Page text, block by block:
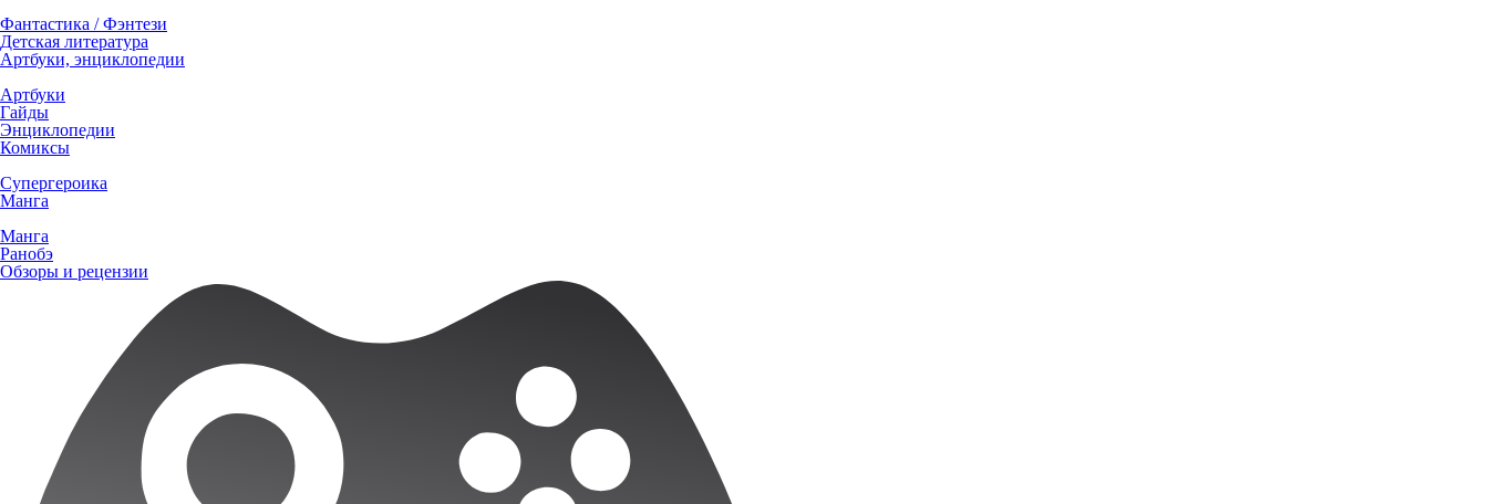
Фантастика / Фэнтези
Детская литература
Артбуки, энциклопедии
Артбуки
Гайды
Энциклопедии
Комиксы
Супергероика
Манга
Манга
Ранобэ
Обзоры и рецензии